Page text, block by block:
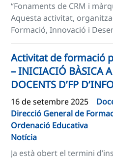
“Fonaments de CRM i
Aquesta activitat,
Formació, Innovació i
Activitat de formació
– INICIACIÓ BÀSICA A
DOCENTS D’FP
16 de setembre 2025
Direcció General de
Ordenació Educativa
Notícia
Ja està obert el termini